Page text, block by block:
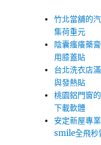
竹北當舖的
集荷重元
陰囊瘙癢藥
用膝蓋貼
台北洗衣店
與發熱貼
桃園鋁門窗
下載軟體
安定新屋專
smile全飛秒